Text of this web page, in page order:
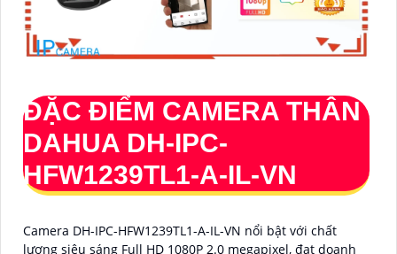
ĐẶC ĐIỂM CAMERA THÂN
DAHUA DH-IPC-
HFW1239TL1-A-IL-VN
Camera DH-IPC-HFW1239TL1-A-IL-VN nổi bật với chất
lượng siêu sáng Full HD 1080P 2.0 megapixel, đạt doanh